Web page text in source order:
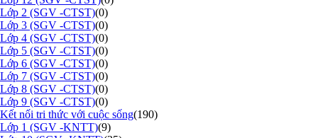
Lớp 2 (SGV -CTST)(0)
Lớp 3 (SGV -CTST)(0)
Lớp 4 (SGV -CTST)(0)
Lớp 5 (SGV -CTST)(0)
Lớp 6 (SGV -CTST)(0)
Lớp 7 (SGV -CTST)(0)
Lớp 8 (SGV -CTST)(0)
Lớp 9 (SGV -CTST)(0)
Kết nối tri thức với cuộc sống(190)
Lớp 1 (SGV -KNTT)(9)